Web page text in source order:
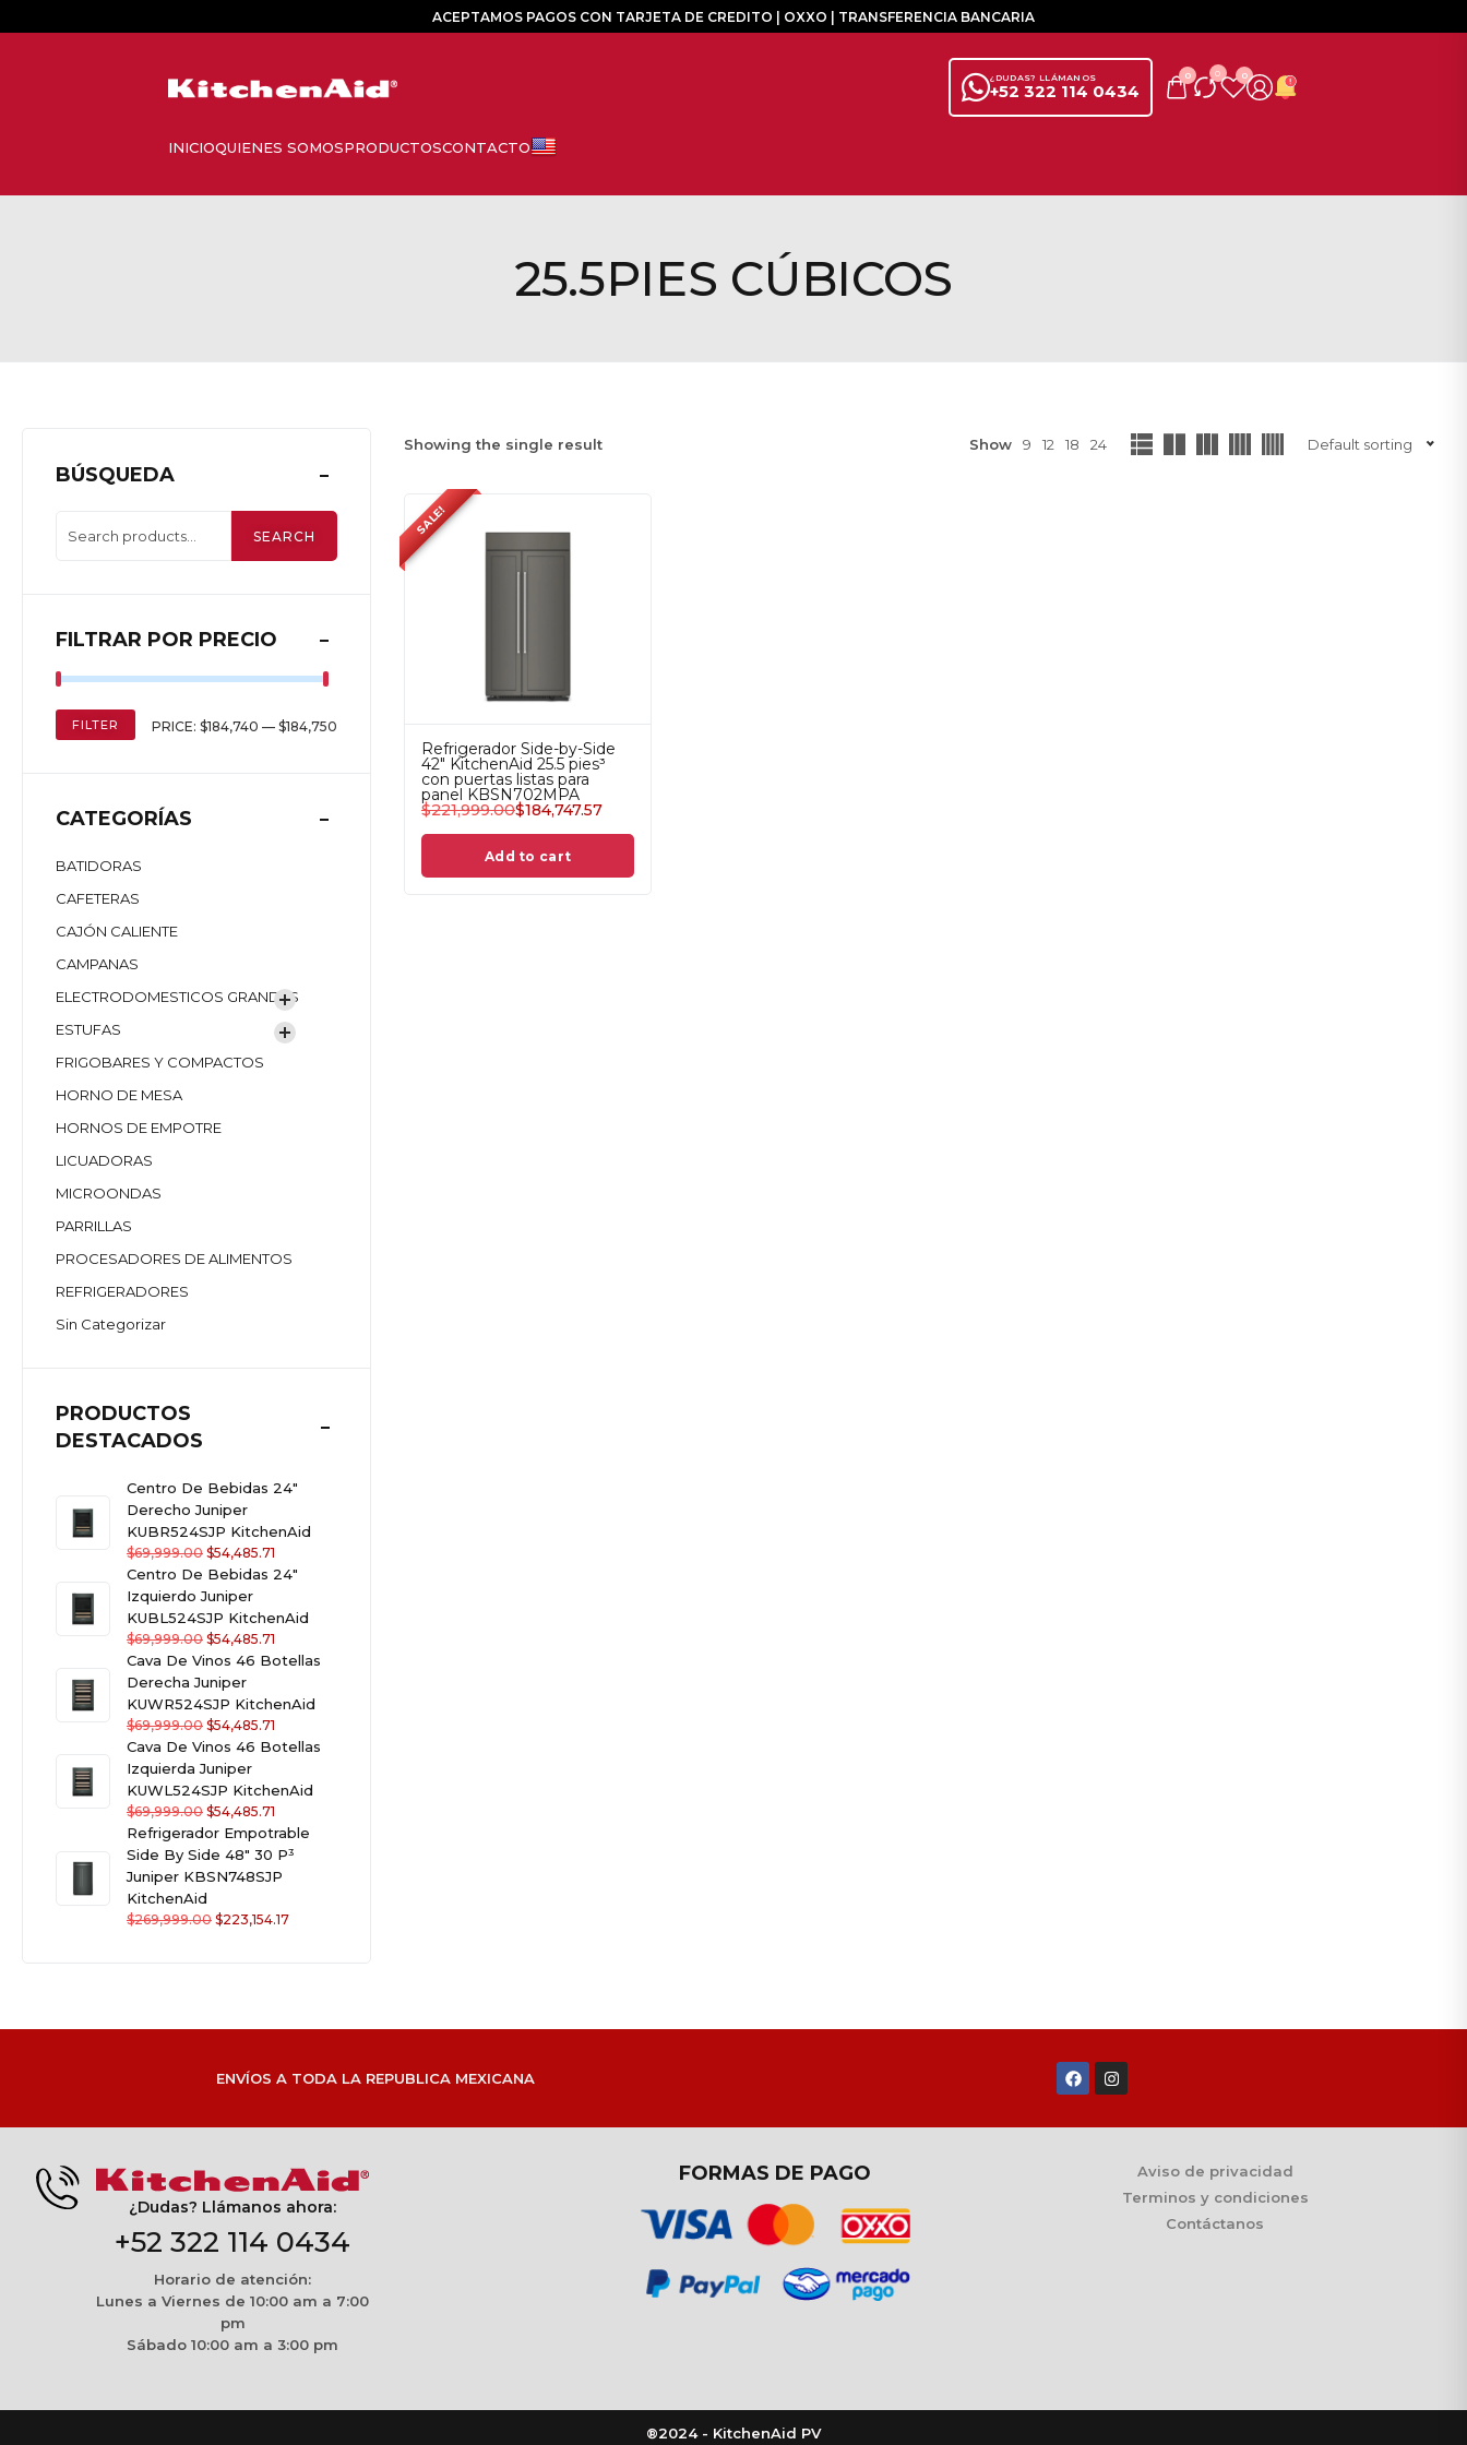
ACEPTAMOS PAGOS CON TARJETA DE CREDITO | OXXO | TRANSFERENCIA BANCARIA
+52 322 114 0434
¿DUDAS? LLÁMANOS 0 0 0
25.5PIES CÚBICOS
BÚSQUEDA
SEARCH
FILTRAR POR PRECIO
FILTER PRICE: $184,740 — $184,750
CATEGORÍAS
BATIDORAS
CAFETERAS
CAJÓN CALIENTE
CAMPANAS
ELECTRODOMESTICOS GRANDES
ESTUFAS
FRIGOBARES Y COMPACTOS
HORNO DE MESA
HORNOS DE EMPOTRE
LICUADORAS
MICROONDAS
PARRILLAS
PROCESADORES DE ALIMENTOS
REFRIGERADORES
Sin Categorizar
PRODUCTOS
DESTACADOS
Centro De Bebidas 24"
Derecho Juniper
KUBR524SJP KitchenAid
$69,999.00 $54,485.71
Centro De Bebidas 24"
Izquierdo Juniper
KUBL524SJP KitchenAid
$69,999.00 $54,485.71
Cava De Vinos 46 Botellas
Derecha Juniper
KUWR524SJP KitchenAid
$69,999.00 $54,485.71
Cava De Vinos 46 Botellas
Izquierda Juniper
KUWL524SJP KitchenAid
$69,999.00 $54,485.71
Refrigerador Empotrable
Side By Side 48" 30 P³
Juniper KBSN748SJP
KitchenAid
$269,999.00 $223,154.17
Showing the single result Show 9 12 18 24 Default sorting
SALE!
Refrigerador Side-by-Side
42" KitchenAid 25.5 pies³
con puertas listas para
panel KBSN702MPA
$221,999.00$184,747.57
Add to cart
ENVÍOS A TODA LA REPUBLICA MEXICANA
¿Dudas? Llámanos ahora:
+52 322 114 0434
Horario de atención:
Lunes a Viernes de 10:00 am a 7:00
pm
Sábado 10:00 am a 3:00 pm
FORMAS DE PAGO
Aviso de privacidad
Terminos y condiciones
Contáctanos
®2024 - KitchenAid PV